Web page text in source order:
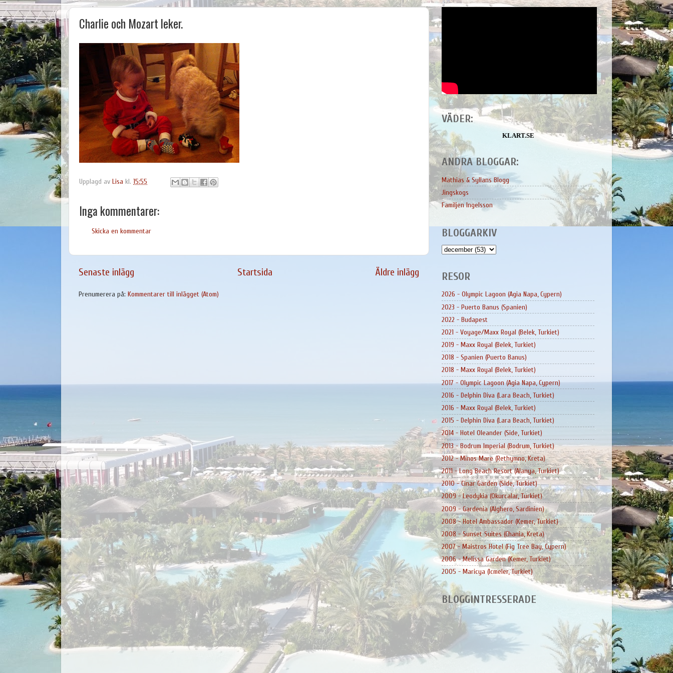
Charlie och Mozart leker.
Upplagd av Lisa kl. 15:55
Inga kommentarer:
Skicka en kommentar
Senaste inlägg Äldre inlägg
Startsida
Prenumerera på: Kommentarer till inlägget (Atom)
VÄDER:
KLART.SE
ANDRA BLOGGAR:
Mathias & Syllans Blogg
Jingskogs
Familjen Ingelsson
BLOGGARKIV
RESOR
2026 - Olympic Lagoon (Agia Napa, Cypern)
2023 - Puerto Banus (Spanien)
2022 - Budapest
2021 - Voyage/Maxx Royal (Belek, Turkiet)
2019 - Maxx Royal (Belek, Turkiet)
2018 - Spanien (Puerto Banus)
2018 - Maxx Royal (Belek, Turkiet)
2017 - Olympic Lagoon (Agia Napa, Cypern)
2016 - Delphin Diva (Lara Beach, Turkiet)
2016 - Maxx Royal (Belek, Turkiet)
2015 - Delphin Diva (Lara Beach, Turkiet)
2014 - Hotel Oleander (Side, Turkiet)
2013 - Bodrum Imperial (Bodrum, Turkiet)
2012 - Minos Mare (Rethymno, Kreta)
2011 - Long Beach Resort (Alanya, Turkiet)
2010 - Cinar Garden (Side, Turkiet)
2009 - Leodykia (Okurcalar, Turkiet)
2009 - Gardenia (Alghero, Sardinien)
2008 - Hotel Ambassador (Kemer, Turkiet)
2008 - Sunset Suites (Chania, Kreta)
2007 - Maistros Hotel (Fig Tree Bay, Cypern)
2006 - Melissa Garden (Kemer, Turkiet)
2005 - Maricya (Icmeler, Turkiet)
BLOGGINTRESSERADE